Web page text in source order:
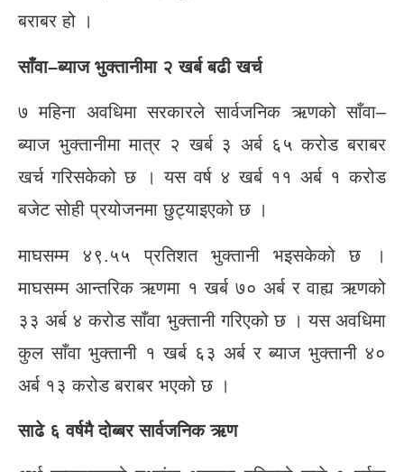
बराबर हो ।
साँवा–ब्याज भुक्तानीमा २ खर्ब बढी खर्च
७ महिना अवधिमा सरकारले सार्वजनिक ऋणको साँवा–
ब्याज भुक्तानीमा मात्र २ खर्ब ३ अर्ब ६५ करोड बराबर
खर्च गरिसकेको छ । यस वर्ष ४ खर्ब ११ अर्ब १ करोड
बजेट सोही प्रयोजनमा छुट्याइएको छ ।
माघसम्म ४९.५५ प्रतिशत भुक्तानी भइसकेको छ ।
माघसम्म आन्तरिक ऋणमा १ खर्ब ७० अर्ब र वाह्य ऋणको
३३ अर्ब ४ करोड साँवा भुक्तानी गरिएको छ । यस अवधिमा
कुल साँवा भुक्तानी १ खर्ब ६३ अर्ब र ब्याज भुक्तानी ४०
अर्ब १३ करोड बराबर भएको छ ।
साढे ६ वर्षमै दोब्बर सार्वजनिक ऋण